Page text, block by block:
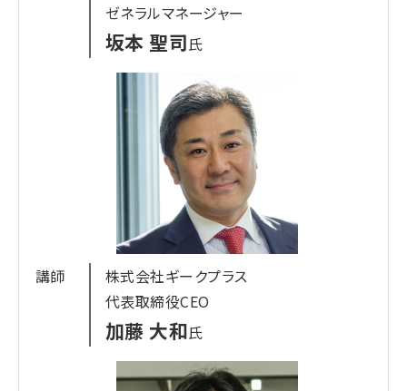
ゼネラルマネージャー
坂本 聖司氏
講師
株式会社ギークプラス
代表取締役CEO
加藤 大和氏